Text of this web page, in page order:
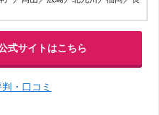
式サイトはこちら
・口コミ